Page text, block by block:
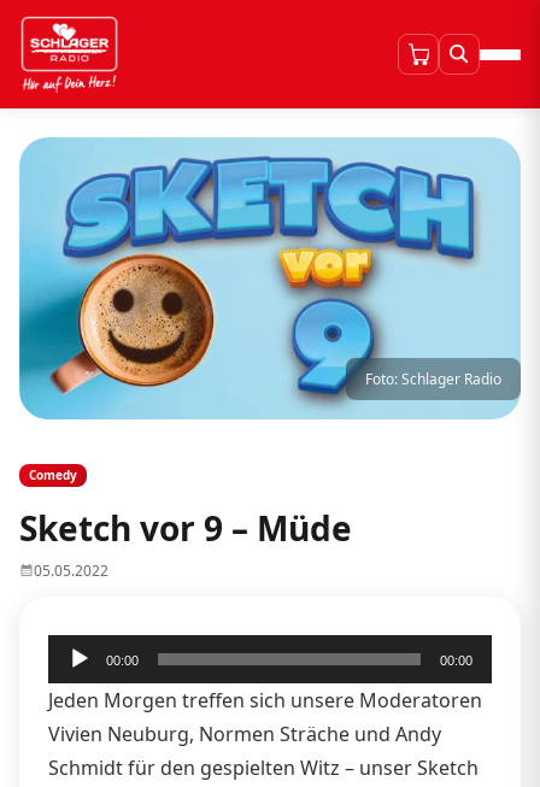
Foto: Schlager Radio
Comedy
Sketch vor 9 – Müde
05.05.2022
Audio-
Player
00:00 00:00
Jeden Morgen treffen sich unsere Moderatoren
Vivien Neuburg, Normen Sträche und Andy
Schmidt für den gespielten Witz – unser Sketch